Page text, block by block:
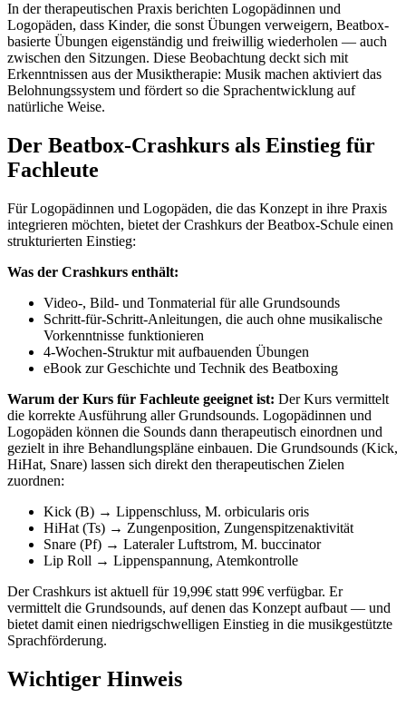
In der therapeutischen Praxis berichten Logopädinnen und
Logopäden, dass Kinder, die sonst Übungen verweigern, Beatbox-
basierte Übungen eigenständig und freiwillig wiederholen — auch
zwischen den Sitzungen. Diese Beobachtung deckt sich mit
Erkenntnissen aus der Musiktherapie: Musik machen aktiviert das
Belohnungssystem und fördert so die Sprachentwicklung auf
natürliche Weise.
Der Beatbox-Crashkurs als Einstieg für
Fachleute
Für Logopädinnen und Logopäden, die das Konzept in ihre Praxis
integrieren möchten, bietet der Crashkurs der Beatbox-Schule einen
strukturierten Einstieg:
Was der Crashkurs enthält:
Video-, Bild- und Tonmaterial für alle Grundsounds
Schritt-für-Schritt-Anleitungen, die auch ohne musikalische
Vorkenntnisse funktionieren
4-Wochen-Struktur mit aufbauenden Übungen
eBook zur Geschichte und Technik des Beatboxing
Warum der Kurs für Fachleute geeignet ist: Der Kurs vermittelt
die korrekte Ausführung aller Grundsounds. Logopädinnen und
Logopäden können die Sounds dann therapeutisch einordnen und
gezielt in ihre Behandlungspläne einbauen. Die Grundsounds (Kick,
HiHat, Snare) lassen sich direkt den therapeutischen Zielen
zuordnen:
Kick (B) → Lippenschluss, M. orbicularis oris
HiHat (Ts) → Zungenposition, Zungenspitzenaktivität
Snare (Pf) → Lateraler Luftstrom, M. buccinator
Lip Roll → Lippenspannung, Atemkontrolle
Der Crashkurs ist aktuell für 19,99€ statt 99€ verfügbar. Er
vermittelt die Grundsounds, auf denen das Konzept aufbaut — und
bietet damit einen niedrigschwelligen Einstieg in die musikgestützte
Sprachförderung.
Wichtiger Hinweis